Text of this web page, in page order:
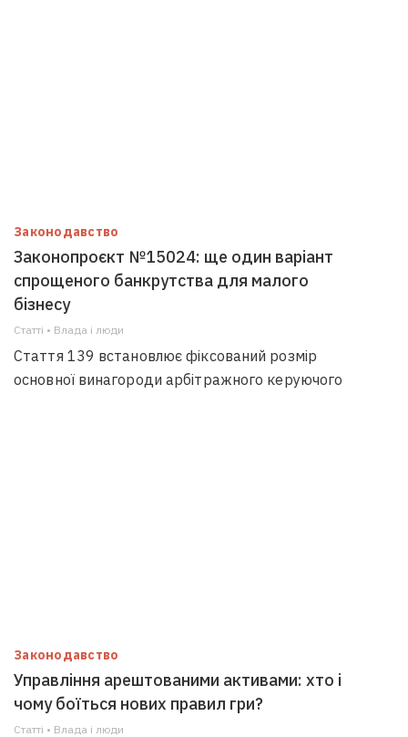
Законодавство
Законопроєкт №15024: ще один варіант
спрощеного банкрутства для малого
бізнесу
Статті • Влада i люди
Стаття 139 встановлює фіксований розмір
основної винагороди арбітражного керуючого
Законодавство
Управління арештованими активами: хто і
чому боїться нових правил гри?
Статті • Влада i люди